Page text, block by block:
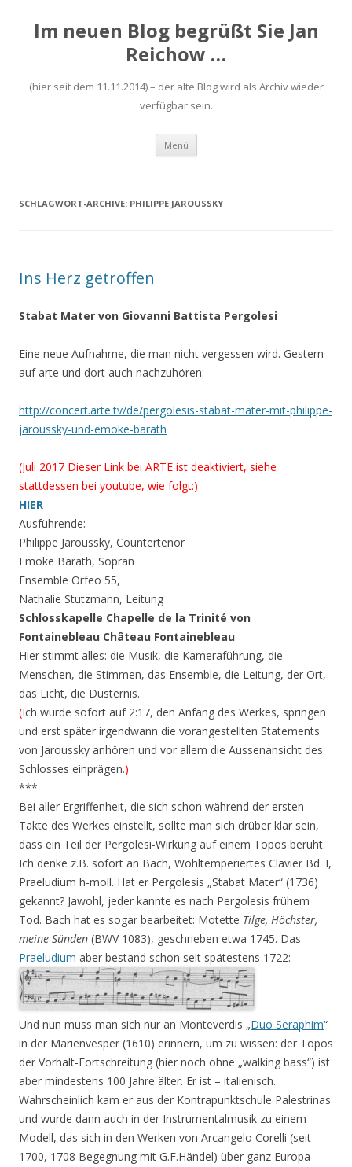
Im neuen Blog begrüßt Sie Jan
Reichow …
(hier seit dem 11.11.2014) – der alte Blog wird als Archiv wieder
verfügbar sein.
Menü Zum
springen
SCHLAGWORT-ARCHIVE: PHILIPPE JAROUSSKY
Ins Herz getroffen
Stabat Mater von Giovanni Battista Pergolesi
Eine neue Aufnahme, die man nicht vergessen wird. Gestern
auf arte und dort auch nachzuhören:
http://concert.arte.tv/de/pergolesis-stabat-mater-mit-philippe-
jaroussky-und-emoke-barath
(Juli 2017 Dieser Link bei ARTE ist deaktiviert, siehe
stattdessen bei youtube, wie folgt:)
HIER
Ausführende:
Philippe Jaroussky, Countertenor
Emöke Barath, Sopran
Ensemble Orfeo 55,
Nathalie Stutzmann, Leitung
Schlosskapelle Chapelle de la Trinité von
Fontainebleau Château Fontainebleau
Hier stimmt alles: die Musik, die Kameraführung, die
Menschen, die Stimmen, das Ensemble, die Leitung, der Ort,
das Licht, die Düsternis.
(Ich würde sofort auf 2:17, den Anfang des Werkes, springen
und erst später irgendwann die vorangestellten Statements
von Jaroussky anhören und vor allem die Aussenansicht des
Schlosses einprägen.)
***
Bei aller Ergriffenheit, die sich schon während der ersten
Takte des Werkes einstellt, sollte man sich drüber klar sein,
dass ein Teil der Pergolesi-Wirkung auf einem Topos beruht.
Ich denke z.B. sofort an Bach, Wohltemperiertes Clavier Bd. I,
Praeludium h-moll. Hat er Pergolesis „Stabat Mater“ (1736)
gekannt? Jawohl, jeder kannte es nach Pergolesis frühem
Tod. Bach hat es sogar bearbeitet: Motette Tilge, Höchster,
meine Sünden (BWV 1083), geschrieben etwa 1745. Das
Praeludium aber bestand schon seit spätestens 1722:
Und nun muss man sich nur an Monteverdis „Duo Seraphim“
in der Marienvesper (1610) erinnern, um zu wissen: der Topos
der Vorhalt-Fortschreitung (hier noch ohne „walking bass“) ist
aber mindestens 100 Jahre älter. Er ist – italienisch.
Wahrscheinlich kam er aus der Kontrapunktschule Palestrinas
und wurde dann auch in der Instrumentalmusik zu einem
Modell, das sich in den Werken von Arcangelo Corelli (seit
1700, 1708 Begegnung mit G.F.Händel) über ganz Europa